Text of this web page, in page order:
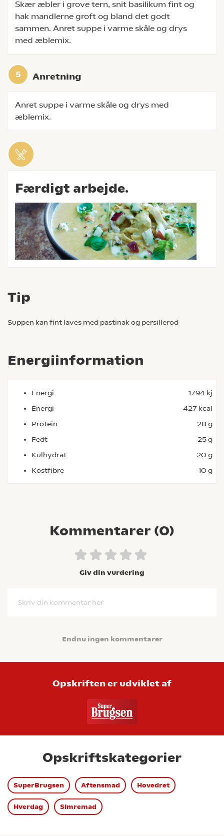
Skær æbler i grove tern, snit basilikum fint og
hak mandlerne groft og bland det godt
sammen. Anret suppe i varme skåle og drys
med æblemix.
Anretning
Anret suppe i varme skåle og drys med
æblemix.
Færdigt arbejde.
Tip
Suppen kan fint laves med pastinak og persillerod
Energiinformation
Energi
1794 kj
Energi
427 kcal
Protein
28 g
Fedt
25 g
Kulhydrat
20 g
Kostfibre
10 g
Kommentarer (0)
Giv din vurdering
Skriv din kommentar her
Endnu ingen kommentarer
Opskriften er udviklet af
Opskriftskategorier
SuperBrugsen Aftensmad Hovedret
Hverdag Simremad